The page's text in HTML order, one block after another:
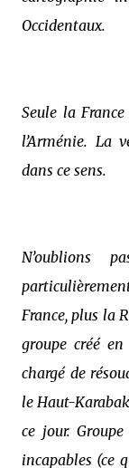
Occidentaux.
Seule la
l’Arménie. La
dans ce sens.
N’oublions
France, plus la
groupe créé en
chargé de
le Haut-
ce jour.
incapables (ce